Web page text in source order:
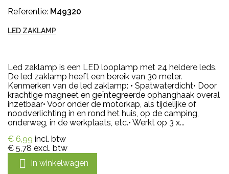
Referentie: M49320
LED ZAKLAMP
Led zaklamp is een LED looplamp met 24 heldere leds.
De led zaklamp heeft een bereik van 30 meter.
Kenmerken van de led zaklamp: • Spatwaterdicht• Door
krachtige magneet en geïntegreerde ophanghaak overal
inzetbaar• Voor onder de motorkap, als tijdelijke of
noodverlichting in en rond het huis, op de camping,
onderweg, in de werkplaats, etc.• Werkt op 3 x...
€ 6,99 incl. btw
€ 5,78 excl. btw
 In winkelwagen